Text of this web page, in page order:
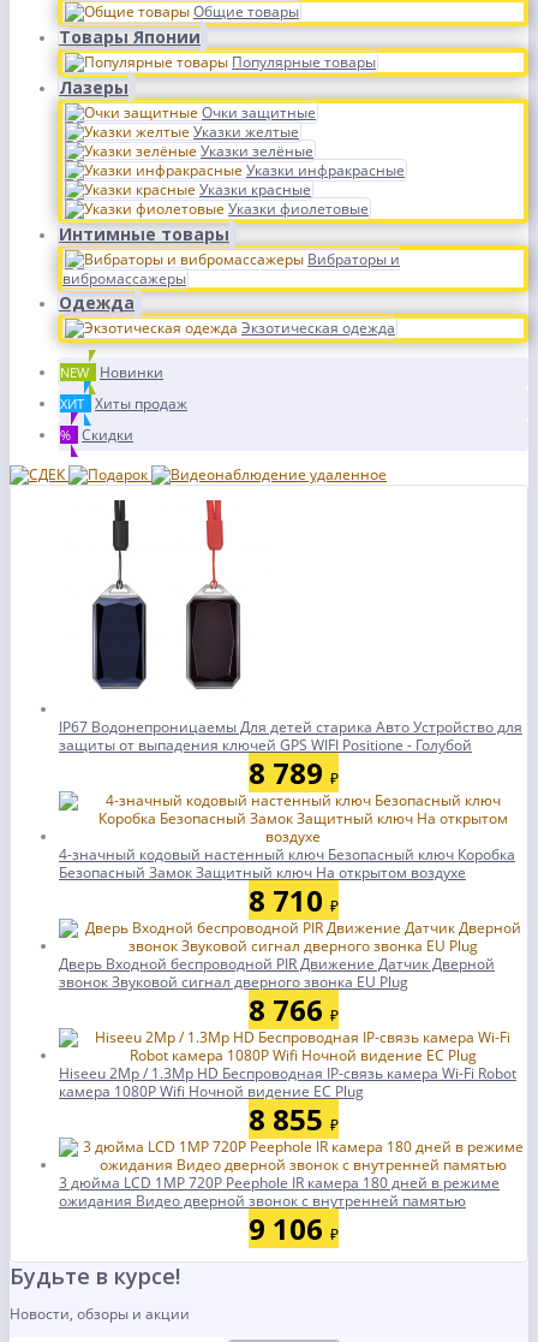
Общие товары
Товары Японии
Популярные товары
Лазеры
Очки защитные
Указки желтые
Указки зелёные
Указки инфракрасные
Указки красные
Указки фиолетовые
Интимные товары
Вибраторы и
вибромассажеры
Одежда
Экзотическая одежда
NEW Новинки
ХИТ Хиты продаж
% Скидки
IP67 Водонепроницаемы Для детей старика Авто Устройство для
защиты от выпадения ключей GPS WIFI Positione - Голубой
8 789 ₽
4-значный кодовый настенный ключ Безопасный ключ Коробка
Безопасный Замок Защитный ключ На открытом воздухе
8 710 ₽
Дверь Входной беспроводной PIR Движение Датчик Дверной
звонок Звуковой сигнал дверного звонка EU Plug
8 766 ₽
Hiseeu 2Mp / 1.3Mp HD Беспроводная IP-связь камера Wi-Fi Robot
камера 1080P Wifi Ночной видение ЕС Plug
8 855 ₽
3 дюйма LCD 1MP 720P Peephole IR камера 180 дней в режиме
ожидания Видео дверной звонок с внутренней памятью
9 106 ₽
Будьте в курсе!
Новости, обзоры и акции